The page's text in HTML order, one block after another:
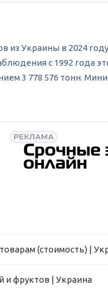
Украины в 2024 году
с 1992 года
3 778 576 тонн.
(стоимость) |
и фруктов | Украина